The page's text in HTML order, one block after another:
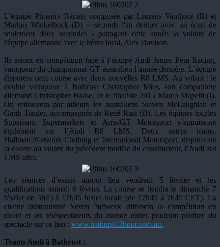
L’équipe Phoenix Racing composée par Laurens Vanthoor (B) et
Markus Winkelhock (D) – seconds l'an dernier avec un écart de
seulement deux secondes - partagent cette année la voiture de
l'équipe allemande avec le héros local, Alex Davison.
Ils seront en compétition face à l’équipe Audi Jamec Pem Racing,
vainqueur du championnat GT australien l’année dernière. L’équipe
disputera cette course avec deux nouvelles R8 LMS. Au volant : le
double vainqueur à Bathrust Christopher Mies, son compatriote
allemand Christopher Haase, et le finaliste 2015 Marco Mapelli (I).
On retrouvera par ailleurs les australiens Steven McLaughlan et
Garth Tander, accompagnés de René Rast (D). Les équipes locales
Suparbarn Supermarkets et Arris/GT Motorsport s’appuieront
également sur l’Audi R8 LMS. Deux autres teams,
Hallmarc/Network Clothing et International Motorsport, disputeront
la course au volant du précédent modèle du constructeur, l’Audi R8
LMS ultra.
Les séances d’essais auront lieu vendredi 5 février et les
qualifications samedi 6 février. La course se tiendra le dimanche 7
février de 5h45 à 17h45 heure locale (de 17h45 à 7h45 CET). La
chaine australienne Seven Network diffusera la compétition en
direct et les téléspectateurs du monde entier pourront profiter du
spectacle sur ce lien : www.bathurst12hour.com.au.
Teams Audi à Bathrust :